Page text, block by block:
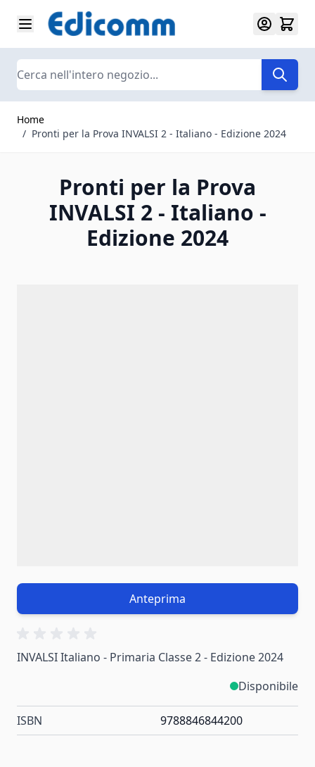
Salta al contenuto
Search
Home
/ Pronti per la Prova INVALSI 2 - Italiano - Edizione 2024
Pronti per la Prova
INVALSI 2 - Italiano -
Edizione 2024
Anteprima
INVALSI Italiano - Primaria Classe 2 - Edizione 2024
Disponibile
ISBN 9788846844200